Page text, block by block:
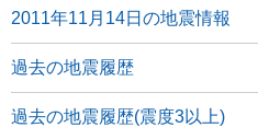
2011年11月14日の地震情報
過去の地震履歴
過去の地震履歴(震度3以上)